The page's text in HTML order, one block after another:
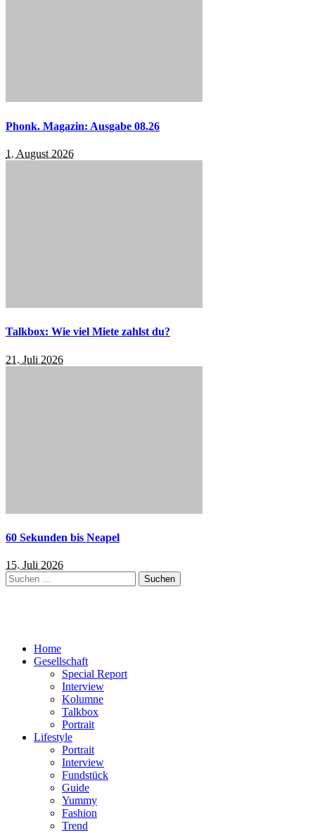
Phonk. Magazin: Ausgabe 08.26
1. August 2026
Talkbox: Wie viel Miete zahlst du?
21. Juli 2026
60 Sekunden bis Neapel
15. Juli 2026
Suchen
nach:
Home
Gesellschaft
Special Report
Interview
Kolumne
Talkbox
Portrait
Lifestyle
Portrait
Interview
Fundstück
Guide
Yummy
Fashion
Trend